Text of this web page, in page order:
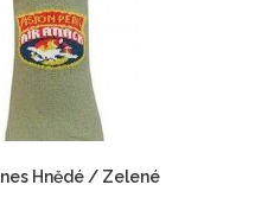
Hnědé / Zelené